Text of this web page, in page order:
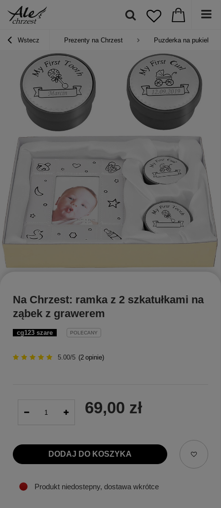
Wstecz Prezenty na Chrzest Puzderka na pukiel i
cg123 szare POLECANY
Na Chrzest: ramka z 2 szkatułkami na
ząbek z grawerem
5.00/5 (2 opinie)
69,00 zł
DODAJ DO KOSZYKA
Produkt niedostepny, dostawa wkrótce